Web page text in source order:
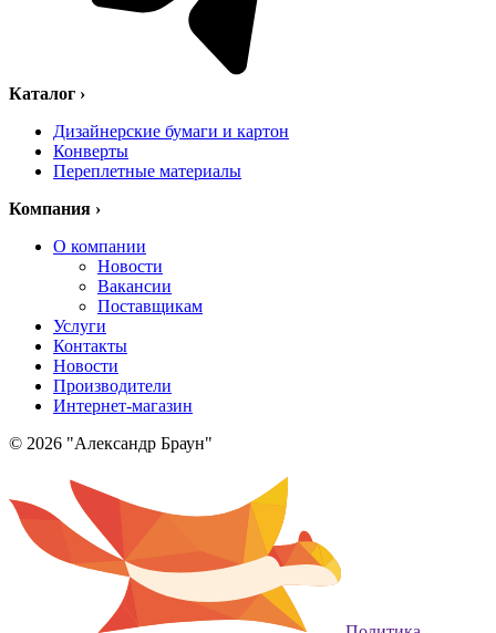
Каталог ›
Дизайнерские бумаги и картон
Конверты
Переплетные материалы
Компания ›
О компании
Новости
Вакансии
Поставщикам
Услуги
Контакты
Новости
Производители
Интернет-магазин
© 2026 "Александр Браун"